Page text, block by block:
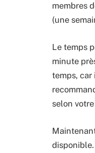
membres
(une
Le temps
minute
temps, car
selon